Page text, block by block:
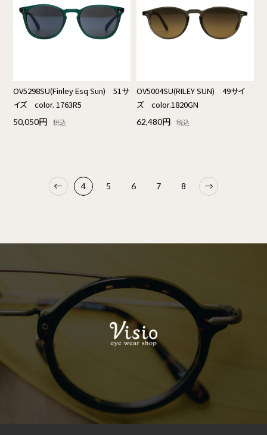
OV5298SU(Finley Esq Sun) 51サ
イズ color. 1763R5
50,050円 税込
OV5004SU(RILEY SUN) 49サイ
ズ color.1820GN
62,480円 税込
4 5 6 7 8